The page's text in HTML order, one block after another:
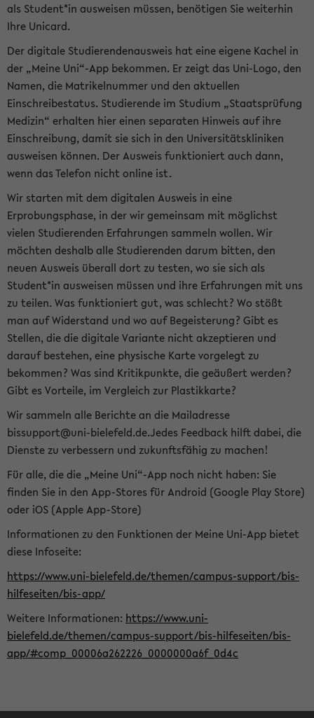
als Student*in ausweisen müssen, benötigen Sie weiterhin
Ihre Unicard.
Der digitale Studierendenausweis hat eine eigene Kachel in
der „Meine Uni“-App bekommen. Er zeigt das Uni-Logo, den
Namen, die Matrikelnummer und den aktuellen
Einschreibestatus. Studierende im Studium „Staatsprüfung
Medizin“ erhalten hier einen separaten Hinweis auf ihre
Einschreibung, damit sie sich in den Universitätskliniken
ausweisen können. Der Ausweis funktioniert auch dann,
wenn das Telefon nicht online ist.
Wir starten mit dem digitalen Ausweis in eine
Erprobungsphase, in der wir gemeinsam mit möglichst
vielen Studierenden Erfahrungen sammeln wollen. Wir
möchten deshalb alle Studierenden darum bitten, den
neuen Ausweis überall dort zu testen, wo sie sich als
Student*in ausweisen müssen und ihre Erfahrungen mit uns
zu teilen. Was funktioniert gut, was schlecht? Wo stößt
man auf Widerstand und wo auf Begeisterung? Gibt es
Stellen, die die digitale Variante nicht akzeptieren und
darauf bestehen, eine physische Karte vorgelegt zu
bekommen? Was sind Kritikpunkte, die geäußert werden?
Gibt es Vorteile, im Vergleich zur Plastikkarte?
Wir sammeln alle Berichte an die Mailadresse
bissupport@uni-bielefeld.de.Jedes Feedback hilft dabei, die
Dienste zu verbessern und zukunftsfähig zu machen!
Für alle, die die „Meine Uni“-App noch nicht haben: Sie
finden Sie in den App-Stores für Android (Google Play Store)
oder iOS (Apple App-Store)
Informationen zu den Funktionen der Meine Uni-App bietet
diese Infoseite:
https://www.uni-bielefeld.de/themen/campus-support/bis-
hilfeseiten/bis-app/
Weitere Informationen: https://www.uni-
bielefeld.de/themen/campus-support/bis-hilfeseiten/bis-
app/#comp_00006a262226_0000000a6f_0d4c